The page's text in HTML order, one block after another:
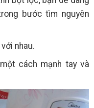
bước tìm nguyên
nhau.
cách mạnh tay và